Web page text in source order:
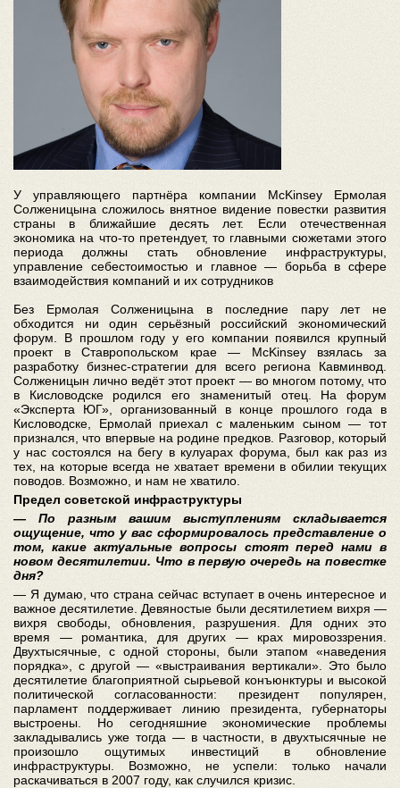
У управляющего партнёра компании McKinsey Ермолая
Солженицына сложилось внятное видение повестки развития
страны в ближайшие десять лет. Если отечественная
экономика на что-то претендует, то главными сюжетами этого
периода должны стать обновление инфраструктуры,
управление себестоимостью и главное — борьба в сфере
взаимодействия компаний и их сотрудников
Без Ермолая Солженицына в последние пару лет не
обходится ни один серьёзный российский экономический
форум. В прошлом году у его компании появился крупный
проект в Ставропольском крае — McKinsey взялась за
разработку бизнес-стратегии для всего региона Кавминвод.
Солженицын лично ведёт этот проект — во многом потому, что
в Кисловодске родился его знаменитый отец. На форум
«Эксперта ЮГ», организованный в конце прошлого года в
Кисловодске, Ермолай приехал с маленьким сыном — тот
признался, что впервые на родине предков. Разговор, который
у нас состоялся на бегу в кулуарах форума, был как раз из
тех, на которые всегда не хватает времени в обилии текущих
поводов. Возможно, и нам не хватило.
Предел советской инфраструктуры
— По разным вашим выступлениям складывается
ощущение, что у вас сформировалось представление о
том, какие актуальные вопросы стоят перед нами в
новом десятилетии. Что в первую очередь на повестке
дня?
— Я думаю, что страна сейчас вступает в очень интересное и
важное десятилетие. Девяностые были десятилетием вихря —
вихря свободы, обновления, разрушения. Для одних это
время — романтика, для других — крах мировоззрения.
Двухтысячные, с одной стороны, были этапом «наведения
порядка», с другой — «выстраивания вертикали». Это было
десятилетие благоприятной сырьевой конъюнктуры и высокой
политической согласованности: президент популярен,
парламент поддерживает линию президента, губернаторы
выстроены. Но сегодняшние экономические проблемы
закладывались уже тогда — в частности, в двухтысячные не
произошло ощутимых инвестиций в обновление
инфраструктуры. Возможно, не успели: только начали
раскачиваться в 2007 году, как случился кризис.